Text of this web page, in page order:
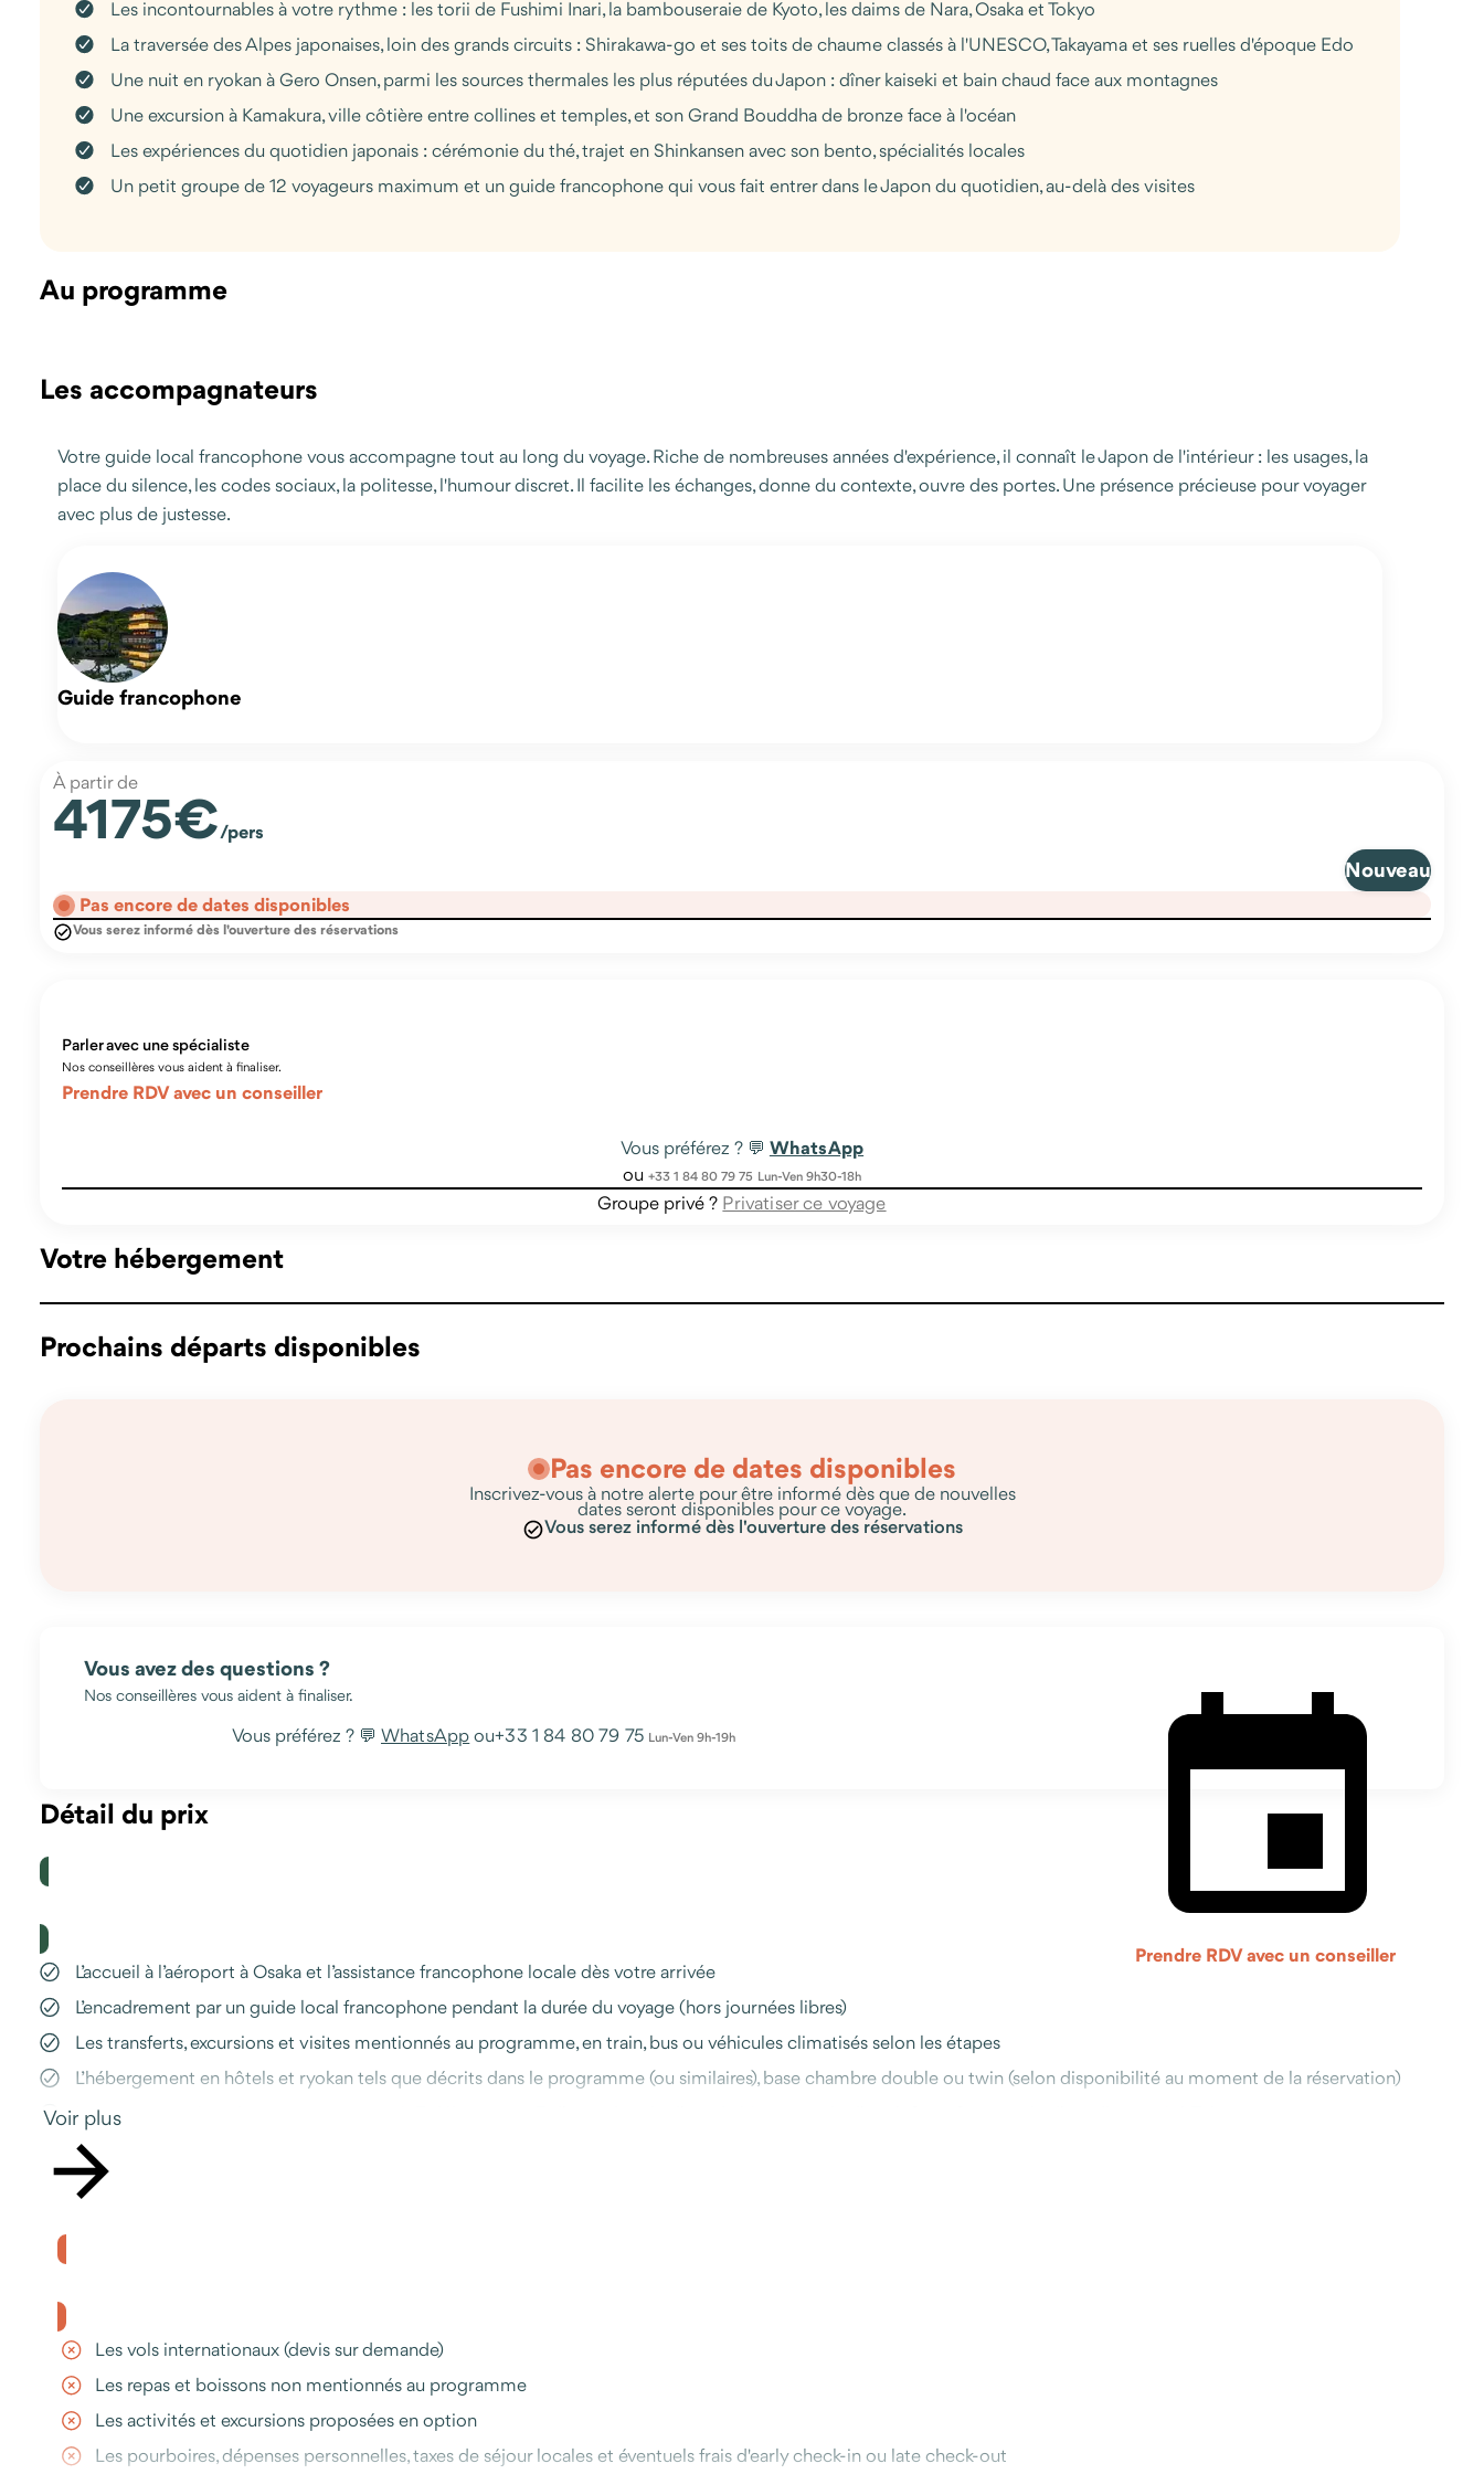
Les incontournables à votre rythme : les torii de Fushimi Inari, la bambouseraie de Kyoto, les daims de Nara, Osaka et Tokyo
La traversée des Alpes japonaises, loin des grands circuits : Shirakawa-go et ses toits de chaume classés à l'UNESCO, Takayama et ses ruelles d'époque Edo
Une nuit en ryokan à Gero Onsen, parmi les sources thermales les plus réputées du Japon : dîner kaiseki et bain chaud face aux montagnes
Une excursion à Kamakura, ville côtière entre collines et temples, et son Grand Bouddha de bronze face à l'océan
Les expériences du quotidien japonais : cérémonie du thé, trajet en Shinkansen avec son bento, spécialités locales
Un petit groupe de 12 voyageurs maximum et un guide francophone qui vous fait entrer dans le Japon du quotidien, au-delà des visites
Au programme
Les accompagnateurs
Votre guide local francophone vous accompagne tout au long du voyage. Riche de nombreuses années d'expérience, il connaît le Japon de l'intérieur : les usages, la
place du silence, les codes sociaux, la politesse, l'humour discret. Il facilite les échanges, donne du contexte, ouvre des portes. Une présence précieuse pour voyager
avec plus de justesse.
Guide francophone
À partir de
4175€/pers
Nouveau
Pas encore de dates disponibles
Vous serez informé dès l'ouverture des réservations
Parler avec une spécialiste
Nos conseillères vous aident à finaliser.
Prendre RDV avec un conseiller
Vous préférez ? 💬 WhatsApp
ou +33 1 84 80 79 75 Lun-Ven 9h30-18h
Groupe privé ? Privatiser ce voyage
Votre hébergement
Prochains départs disponibles
Pas encore de dates disponibles
Inscrivez-vous à notre alerte pour être informé dès que de nouvelles
dates seront disponibles pour ce voyage.
Vous serez informé dès l'ouverture des réservations
Vous avez des questions ?
Nos conseillères vous aident à finaliser.
Vous préférez ? 💬 WhatsAppou+33 1 84 80 79 75 Lun-Ven 9h-19h
Prendre RDV avec un conseiller
Détail du prix
L’accueil à l’aéroport à Osaka et l’assistance francophone locale dès votre arrivée
L’encadrement par un guide local francophone pendant la durée du voyage (hors journées libres)
Les transferts, excursions et visites mentionnés au programme, en train, bus ou véhicules climatisés selon les étapes
L’hébergement en hôtels et ryokan tels que décrits dans le programme (ou similaires), base chambre double ou twin (selon disponibilité au moment de la réservation)
Les repas mentionnés au programme, soit 7 déjeuners et 3 dîners, dont le dîner de bienvenue, le dîner à Gero Onsen et le dîner d’au revoir à Tokyo
Les entrées sur les sites et monuments mentionnés dans le programme
Le pocket wifi et la carte de transport IC préchargée
Voir plus
Les vols internationaux (devis sur demande)
Les repas et boissons non mentionnés au programme
Les activités et excursions proposées en option
Les pourboires, dépenses personnelles, taxes de séjour locales et éventuels frais d'early check-in ou late check-out